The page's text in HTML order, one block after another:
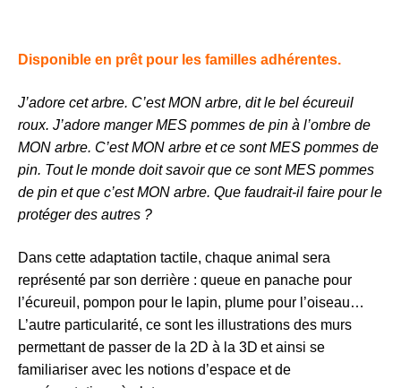
Disponible en prêt pour les familles adhérentes.
J’adore cet arbre. C’est MON arbre, dit le bel écureuil
roux. J’adore manger MES pommes de pin à l’ombre de
MON arbre. C’est MON arbre et ce sont MES pommes de
pin. Tout le monde doit savoir que ce sont MES pommes
de pin et que c’est MON arbre. Que faudrait-il faire pour le
protéger des autres ?
Dans cette adaptation tactile, chaque animal sera
représenté par son derrière : queue en panache pour
l’écureuil, pompon pour le lapin, plume pour l’oiseau…
L’autre particularité, ce sont les illustrations des murs
permettant de passer de la 2D à la 3D et ainsi se
familiariser avec les notions d’espace et de